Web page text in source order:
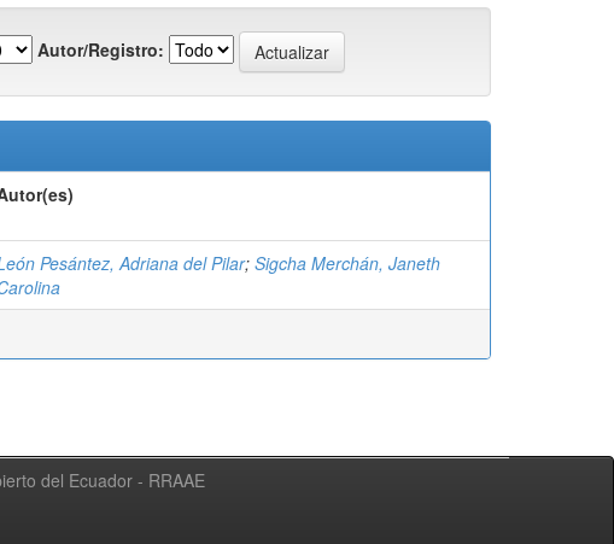
Autor/Registro:
Pesántez, Adriana del Pilar; Sigcha Merchán, Janeth
del Ecuador - RRAAE